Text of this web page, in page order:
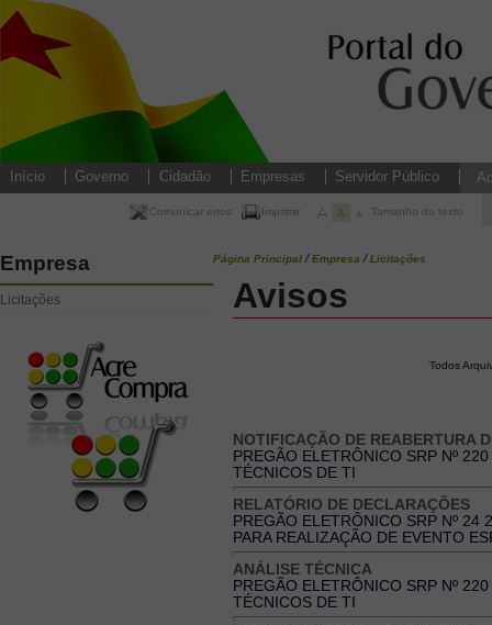
Início Governo Cidadão Empresas Servidor Público
Comunicar erros Imprimir Tamanho do texto
pequeno
medio
grande
Empresa
Licitações
Página Principal /Empresa /Licitações
Avisos
Todos
NOTIFICAÇÃO DE REABERTURA
PREGÃO ELETRÔNICO SRP Nº
TÉCNICOS DE TI
RELATÓRIO DE DECLARAÇÕES
PREGÃO ELETRÔNICO SRP Nº 24
PARA REALIZAÇÃO DE EVENTO
ANÁLISE TÉCNICA
PREGÃO ELETRÔNICO SRP Nº
TÉCNICOS DE TI